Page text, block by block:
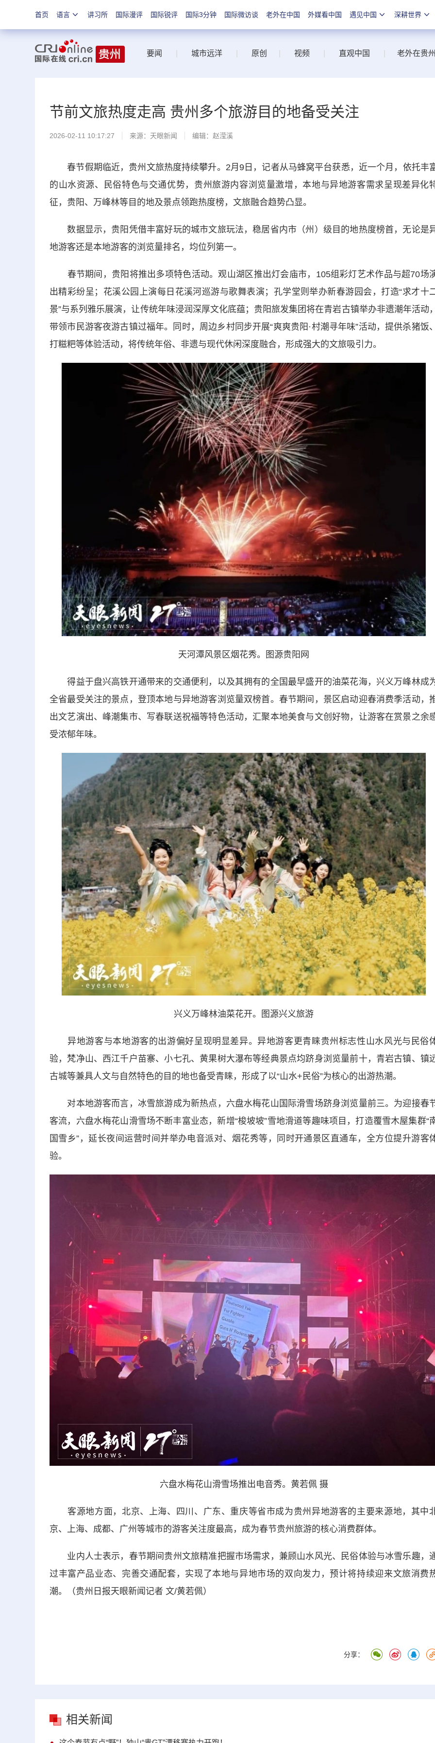
首页 语言 讲习所 国际漫评 国际锐评 国际3分钟 国际微访谈 老外在中国 外媒看中国 遇见中国 深耕世界
要闻 城市远洋 原创 视频 直观中国 老外在贵
节前文旅热度走高 贵州多个旅游目的地备受关注
2026-02-11 10:17:27 来源： 天眼新闻 编辑：赵滢溪
春节假期临近，贵州文旅热度持续攀升。2月9日，记者从马蜂窝平台获悉，近一个月，依托丰
的山水资源、民俗特色与交通优势，贵州旅游内容浏览量激增，本地与异地游客需求呈现差异化
征，贵阳、万峰林等目的地及景点领跑热度榜，文旅融合趋势凸显。
数据显示，贵阳凭借丰富好玩的城市文旅玩法，稳居省内市（州）级目的地热度榜首，无论是
地游客还是本地游客的浏览量排名，均位列第一。
春节期间，贵阳将推出多项特色活动。观山湖区推出灯会庙市，105组彩灯艺术作品与超70场
出精彩纷呈；花溪公园上演每日花溪河巡游与歌舞表演；孔学堂则举办新春游园会，打造“求才十
景”与系列雅乐展演，让传统年味浸润深厚文化底蕴；贵阳旅发集团将在青岩古镇举办非遗潮年活动
带领市民游客夜游古镇过福年。同时，周边乡村同步开展“爽爽贵阳·村潮寻年味”活动，提供杀猪饭
打糍粑等体验活动，将传统年俗、非遗与现代休闲深度融合，形成强大的文旅吸引力。
天河潭风景区烟花秀。图源贵阳网
得益于盘兴高铁开通带来的交通便利，以及其拥有的全国最早盛开的油菜花海，兴义万峰林成
全省最受关注的景点，登顶本地与异地游客浏览量双榜首。春节期间，景区启动迎春消费季活动，
出文艺演出、峰潮集市、写春联送祝福等特色活动，汇聚本地美食与文创好物，让游客在赏景之余
受浓郁年味。
兴义万峰林油菜花开。图源兴义旅游
异地游客与本地游客的出游偏好呈现明显差异。异地游客更青睐贵州标志性山水风光与民俗
验，梵净山、西江千户苗寨、小七孔、黄果树大瀑布等经典景点均跻身浏览量前十，青岩古镇、镇
古城等兼具人文与自然特色的目的地也备受青睐，形成了以“山水+民俗”为核心的出游热潮。
对本地游客而言，冰雪旅游成为新热点，六盘水梅花山国际滑雪场跻身浏览量前三。为迎接春
客流，六盘水梅花山滑雪场不断丰富业态，新增“梭坡坡”雪地滑道等趣味项目，打造覆雪木屋集群“
国雪乡”，延长夜间运营时间并举办电音派对、烟花秀等，同时开通景区直通车，全方位提升游客
验。
六盘水梅花山滑雪场推出电音秀。黄若佩 摄
客源地方面，北京、上海、四川、广东、重庆等省市成为贵州异地游客的主要来源地，其中
京、上海、成都、广州等城市的游客关注度最高，成为春节贵州旅游的核心消费群体。
业内人士表示，春节期间贵州文旅精准把握市场需求，兼顾山水风光、民俗体验与冰雪乐趣，
过丰富产品业态、完善交通配套，实现了本地与异地市场的双向发力，预计将持续迎来文旅消费
潮。（贵州日报天眼新闻记者 文/黄若佩）
分享：
相关新闻